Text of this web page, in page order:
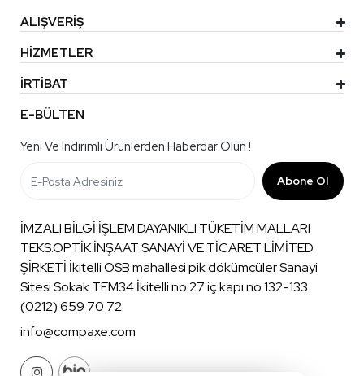
ALIŞVERİŞ
HİZMETLER
İRTİBAT
E-BÜLTEN
Yeni Ve Indirimli Ürünlerden Haberdar Olun !
Abone Ol
İMZALI BİLGİ İŞLEM DAYANIKLI TÜKETİM MALLARI
TEKS.OPTİK İNŞAAT SANAYİ VE TİCARET LİMİTED
ŞİRKETİ İkitelli OSB mahallesi pik dökümcüler Sanayi
Sitesi Sokak TEM34 İkitelli no 27 iç kapı no 132-133
(0212) 659 70 72
info@compaxe.com